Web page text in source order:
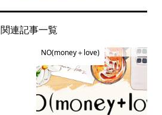
関連記事一覧
NO(money＋love)